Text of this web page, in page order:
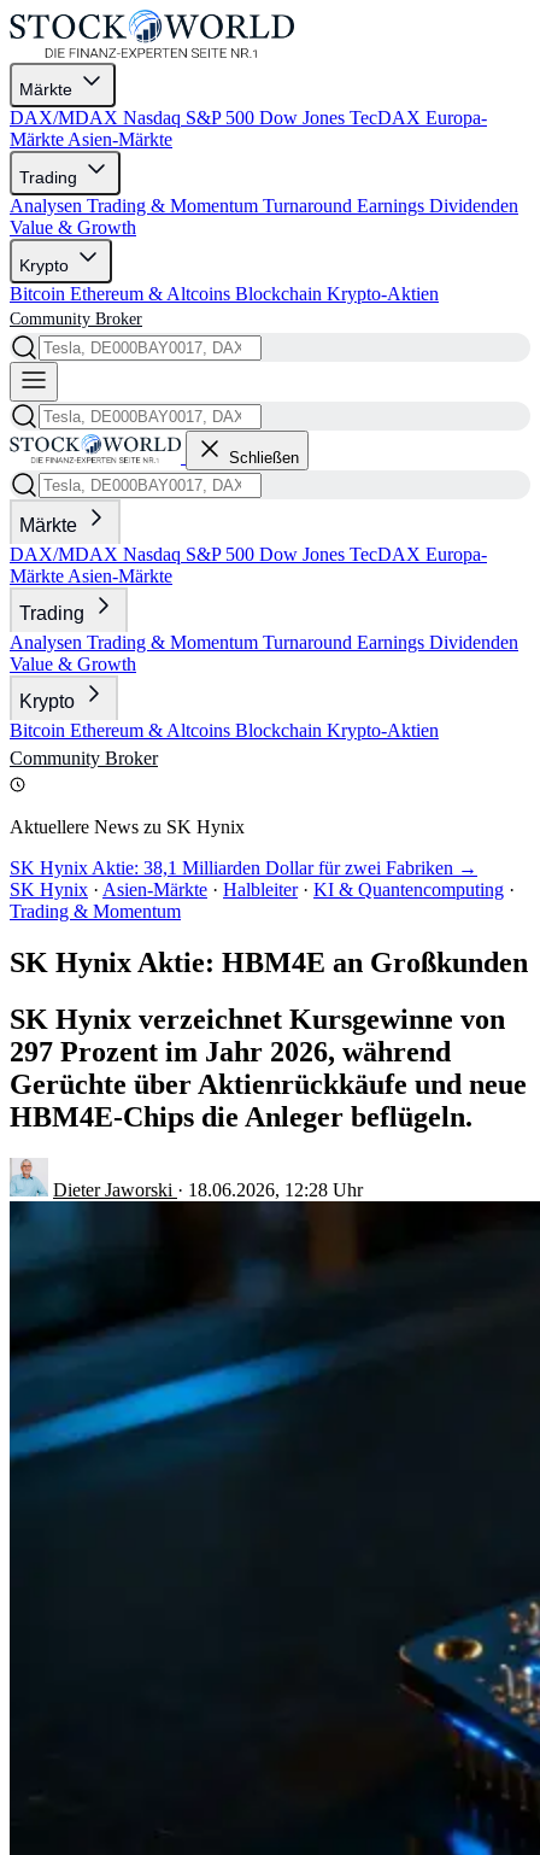
Märkte
DAX/MDAX Nasdaq S&P 500 Dow Jones TecDAX Europa-
Märkte Asien-Märkte
Trading
Analysen Trading & Momentum Turnaround Earnings Dividenden
Value & Growth
Krypto
Bitcoin Ethereum & Altcoins Blockchain Krypto-Aktien
Community Broker
Schließen
Märkte
DAX/MDAX Nasdaq S&P 500 Dow Jones TecDAX Europa-
Märkte Asien-Märkte
Trading
Analysen Trading & Momentum Turnaround Earnings Dividenden
Value & Growth
Krypto
Bitcoin Ethereum & Altcoins Blockchain Krypto-Aktien
Community Broker
Aktuellere News zu SK Hynix
SK Hynix Aktie: 38,1 Milliarden Dollar für zwei Fabriken →
SK Hynix · Asien-Märkte · Halbleiter · KI & Quantencomputing ·
Trading & Momentum
SK Hynix Aktie: HBM4E an Großkunden
SK Hynix verzeichnet Kursgewinne von
297 Prozent im Jahr 2026, während
Gerüchte über Aktienrückkäufe und neue
HBM4E-Chips die Anleger beflügeln.
Dieter Jaworski · 18.06.2026, 12:28 Uhr